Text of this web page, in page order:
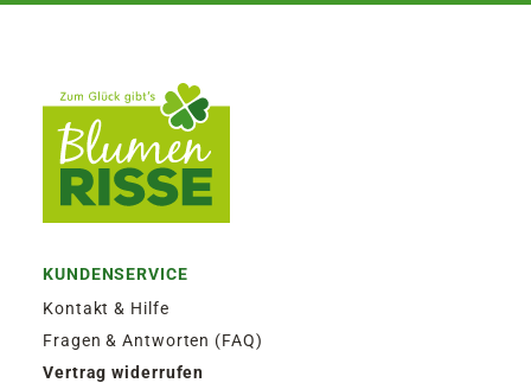
KUNDENSERVICE
Kontakt & Hilfe
Fragen & Antworten (FAQ)
Vertrag widerrufen